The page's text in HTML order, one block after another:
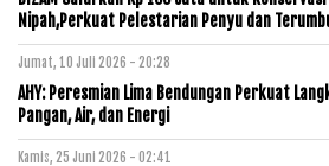
Nipah,Perkuat Pelestarian Penyu dan
Jumat, 10 Juli 2026 - 20:28
AHY: Peresmian Lima Bendungan Perkuat
Pangan, Air, dan Energi
Kamis, 25 Juni 2026 - 02:41